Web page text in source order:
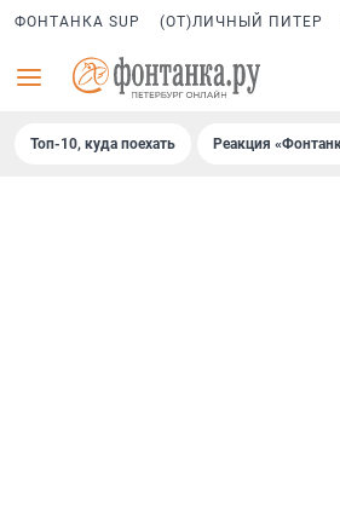
ФОНТАНКА SUP (ОТ)ЛИЧНЫЙ ПИТЕР
Топ-10, куда поехать Реакция